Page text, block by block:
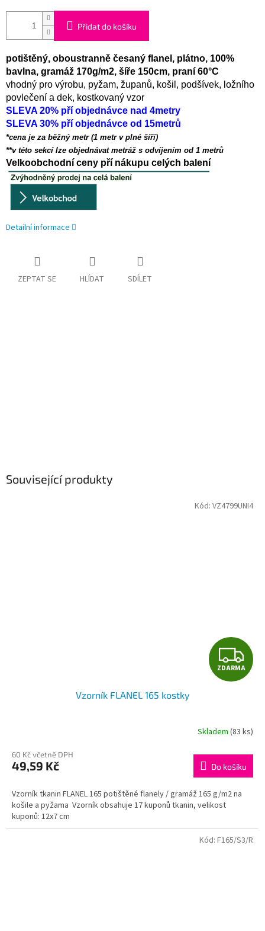
Přidat do košíku
potištěný, oboustranně česaný flanel, plátno, 100%
bavlna, gramáž 170g/m2, šíře 150cm, praní 60°C
vhodný pro výrobu, pyžam, županů, košil, podšívek, ložního
povlečení a dek, kostkovaný vzor
SLEVA 20% pří objednávce nad 4metry
SLEVA 30% pří objednávce od 15metrů
*cena je za běžný metr (1 metr v plné šíří)
**v této sekcí lze objednávat metráž s odvíjením od 1 metrů
Velkoobchodní ceny pří nákupu celých balení
Detailní informace
ZEPTAT SE HLÍDAT SDÍLET
Související produkty
Z
D
R
M
A
ZDARMA
Vzorník FLANEL 165 kostky
Skladem (83 ks)
60 Kč včetně DPH
49,59 Kč Do košíku
Vzorník tkanin FLANEL 165 potištěné flanely / gramáž 165 g/m2 na
košile a pyžama Vzorník obsahuje 17 kuponů tkanin, velikost
kuponů: 12x7 cm
Kód: VZ4799UNI4
Kód: F165/S3/R